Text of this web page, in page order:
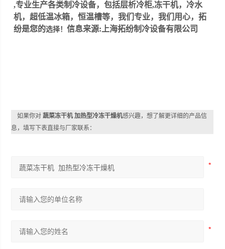
,专业生产各类制冷设备，包括层析冷柜,冻干机， 冷水
机，超低温冰箱，恒温槽等，我们专业，我们用心，拓
纷是您的选择！信息来源: 上海拓纷制冷设备有限公司
如果你对蔬菜冻干机 加热型冷冻干燥机感兴趣，想了解更详细的产品信
息，填写下表直接与厂家联系：